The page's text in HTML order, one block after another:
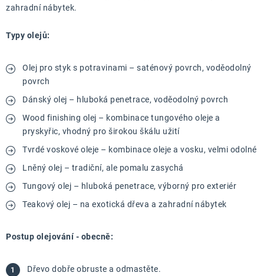
zahradní nábytek.
Typy olejů:
Olej pro styk s potravinami – saténový povrch, voděodolný
povrch
Dánský olej – hluboká penetrace, voděodolný povrch
Wood finishing olej – kombinace tungového oleje a
pryskyřic, vhodný pro širokou škálu užití
Tvrdé voskové oleje – kombinace oleje a vosku, velmi odolné
Lněný olej – tradiční, ale pomalu zasychá
Tungový olej – hluboká penetrace, výborný pro exteriér
Teakový olej – na exotická dřeva a zahradní nábytek
Postup olejování - obecně:
Dřevo dobře obruste a odmastěte.